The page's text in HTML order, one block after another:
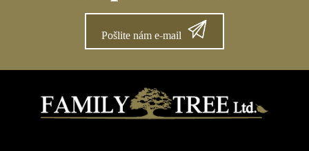
Pošlite nám e-mail